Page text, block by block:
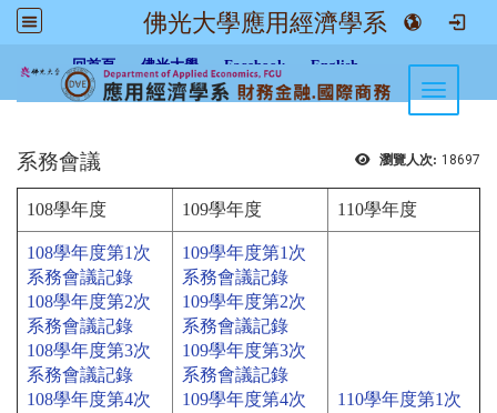
佛光大學應用經濟學系
回首頁 佛光大學 Facebook English
Toggle
瀏覽人次: 18697
系務會議
108學年度 109學年度 110學年度
108學年度第1次
系務會議記錄
108學年度第2次
系務會議記錄
108學年度第3次
系務會議記錄
108學年度第4次
109學年度第1次
系務會議記錄
109學年度第2次
系務會議記錄
109學年度第3次
系務會議記錄
109學年度第4次
110學年度第1次